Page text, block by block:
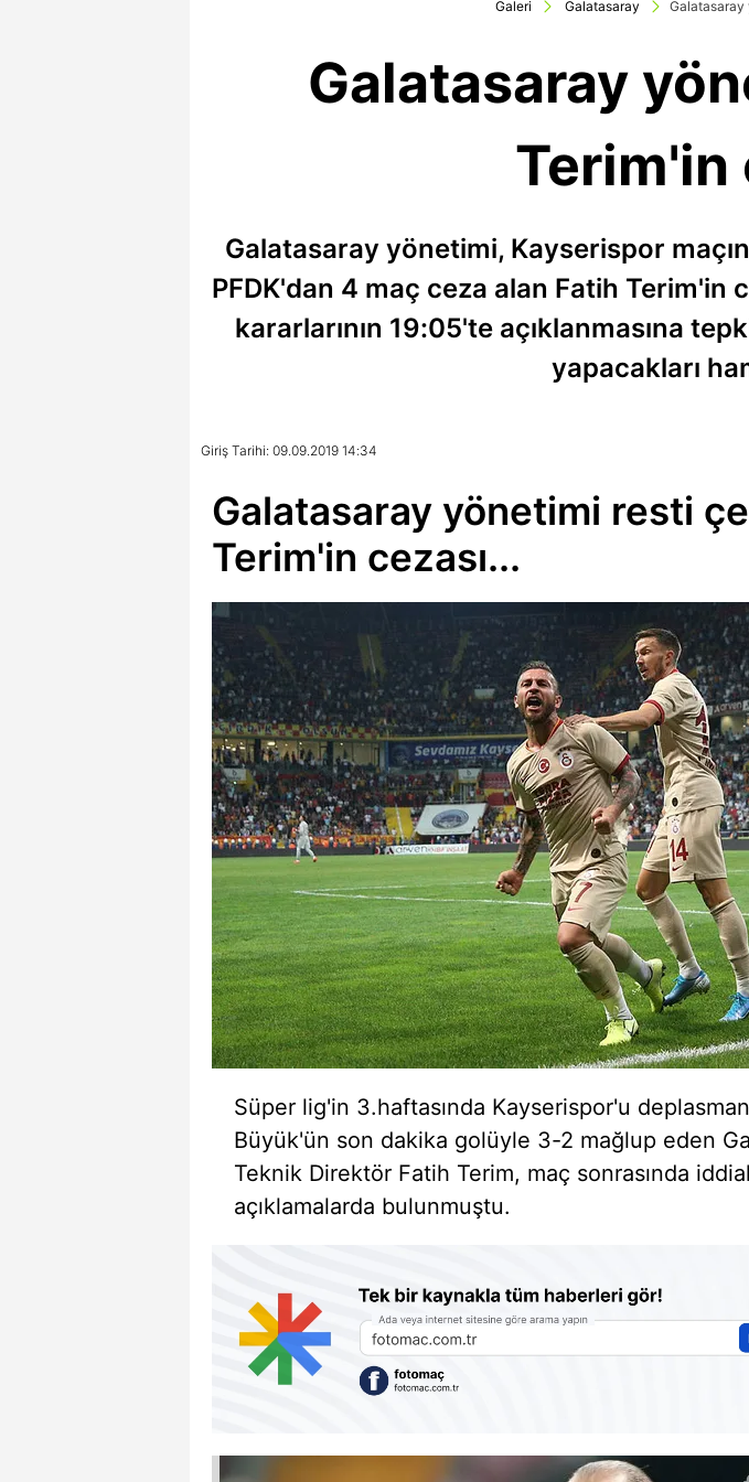
Galeri Galatasaray Galatasaray
Galatasaray
Terim'in
Galatasaray yönetimi, Kayserispor
PFDK'dan 4 maç ceza alan Fatih Terim'in
kararlarının 19:05'te açıklanmasına
yapacakları
Giriş Tarihi: 09.09.2019 14:34
Galatasaray yönetimi resti
Terim'in cezası...
Süper lig'in 3.haftasında Kayserispor'u
Büyük'ün son dakika golüyle 3-2 mağlup eden
Teknik Direktör Fatih Terim, maç sonrasında
açıklamalarda bulunmuştu.